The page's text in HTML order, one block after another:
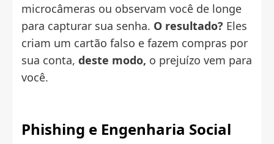
microcâmeras ou observam você de longe
para capturar sua senha. O resultado? Eles
criam um cartão falso e fazem compras por
sua conta, deste modo, o prejuízo vem para
você.
Phishing e Engenharia Social